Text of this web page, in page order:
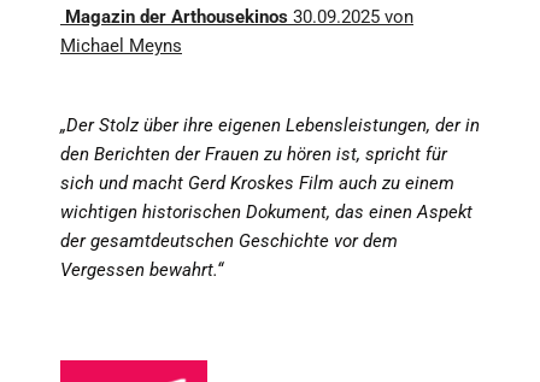
Magazin der Arthousekinos 30.09.2025 von
Michael Meyns
„Der Stolz über ihre eigenen Lebensleistungen, der in
den Berichten der Frauen zu hören ist, spricht für
sich und macht Gerd Kroskes Film auch zu einem
wichtigen historischen Dokument, das einen Aspekt
der gesamtdeutschen Geschichte vor dem
Vergessen bewahrt.“